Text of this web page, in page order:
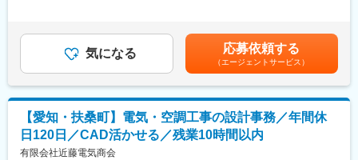
環境です。残業時間も10H以下であり、残業抑制の声かけなども
行っており働きやすい環境の創造を徹底しています。現場と事務
所の距離も近く、効率的に業務を進められることも強みです。
■組織体制
設計業務は社長が担っており、施工管理士1名、現場の職人は６名
在籍しております。年齢層は20代、30代が中心であり、中途入社
者も在籍しています。
■担当業務：
・顧客と施工計画の打ち合わせ
・工程管理、現場スタッフへの指示など
■業務詳細
【顧客】
地元の工務店やサブコンからの発注がほとんどです。長くお付き
額であり、選考を通じて上下する可能性があります。月給(月額)は
固定手当を含めた表記です。
気になる 応募依頼する
（エージェントサービス）
【愛知・扶桑町】電気・空調工事の設計事務／年間休
日120日／CAD活かせる／残業10時間以内
有限会社近藤電気商会